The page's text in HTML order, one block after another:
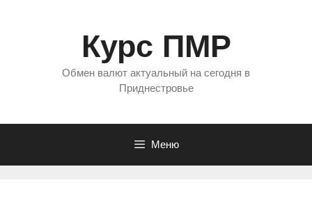
Курс ПМР
Обмен валют актуальный на сегодня в
Приднестровье
Меню